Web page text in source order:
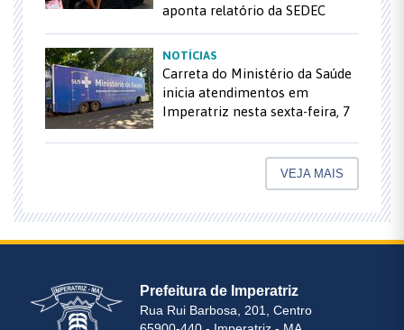
aponta relatório da SEDEC
NOTÍCIAS
Carreta do Ministério da Saúde
inicia atendimentos em
Imperatriz nesta sexta-feira, 7
VEJA MAIS
Prefeitura de Imperatriz
Rua Rui Barbosa, 201, Centro